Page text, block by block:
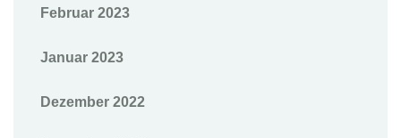
Februar 2023
Januar 2023
Dezember 2022